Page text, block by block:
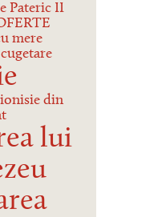
Pateric II
mere
cugetare
din
lui